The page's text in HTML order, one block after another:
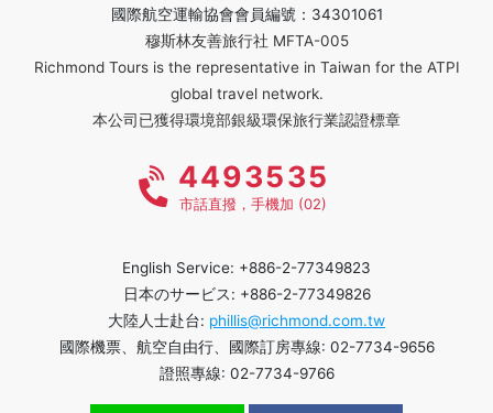
國際航空運輸協會會員編號：34301061
穆斯林友善旅行社 MFTA-005
Richmond Tours is the representative in Taiwan for the ATPI
global travel network.
本公司已獲得環境部銀級環保旅行業認證標章
4493535
市話直撥，手機加 (02)
English Service: +886-2-77349823
日本のサービス: +886-2-77349826
大陸人士赴台: phillis@richmond.com.tw
國際機票、航空自由行、國際訂房專線: 02-7734-9656
證照專線: 02-7734-9766